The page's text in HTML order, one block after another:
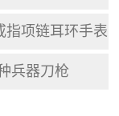
指项链耳环手表
兵器刀枪